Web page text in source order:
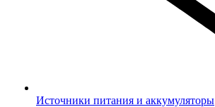
Источники питания и аккумуляторы